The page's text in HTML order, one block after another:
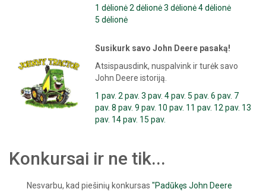
1 dėlionė2 dėlionė3 dėlionė4 dėlionė
5 dėlionė
Susikurk savo John Deere pasaką!
Atsispausdink, nuspalvink ir turėk savo
John Deere istoriją.
1 pav. 2 pav. 3 pav. 4 pav. 5 pav. 6 pav. 7
pav. 8 pav. 9 pav. 10 pav. 11 pav. 12 pav. 13
pav. 14 pav. 15 pav.
Konkursai ir ne tik...
Nesvarbu, kad piešinių konkursas "Padūkęs John Deere